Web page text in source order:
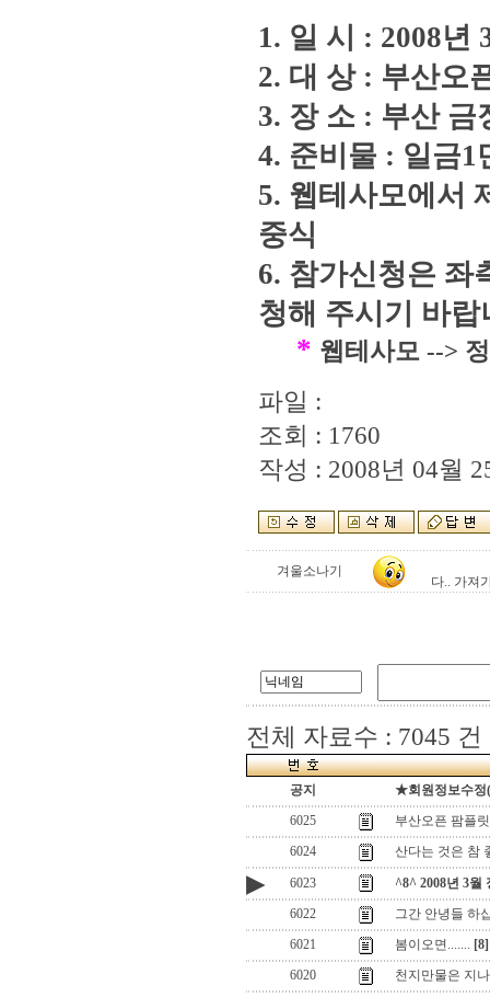
1. 일 시 : 2008년
2. 대 상 : 부산오
3. 장 소 : 부산 금
4. 준비물 : 일금1
5. 웹테사모에서
중식
6. 참가신청은 좌
청해 주시기 바
* 웹테사모 -->
파일 :
조회 : 1760
작성 : 2008년 04월
겨울소나기
다.. 가져
전체 자료수 : 7045 건
공지
★회원정보수정
6025
부산오픈 팜플
6024
산다는 것은 참
▶ 6023
^8^ 2008년 3월
6022
그간 안녕들 하
6021
봄이오면....... [8]
6020
천지만물은 지